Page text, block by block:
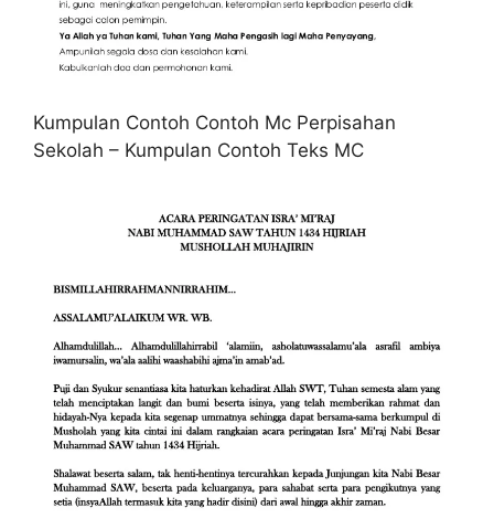
Kumpulan Contoh Contoh Mc Perpisahan
Sekolah – Kumpulan Contoh Teks MC